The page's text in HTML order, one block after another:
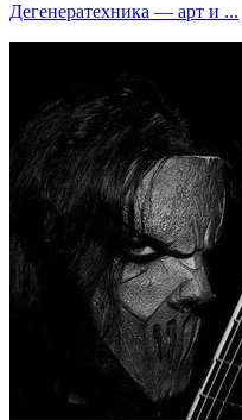
Дегенератехника — арт и ...